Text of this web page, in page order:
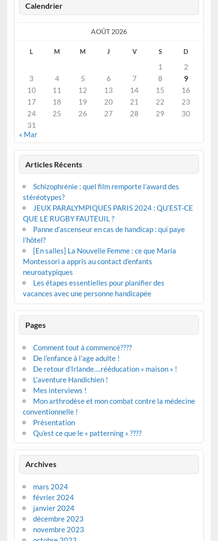
Calendrier
AOÛT 2026
L M M J V S D
1
2
3
4 5 6 7 8
9
10
11 12 13 14 15
16
17
18 19 20 21 22
23
24
25 26 27 28 29
30
31
« Mar
Articles Récents
Schizophrénie : quel film remporte l’award des
stéréotypes?
JEUX PARALYMPIQUES PARIS 2024 : QU’EST-CE
QUE LE RUGBY FAUTEUIL ?
Panne d’ascenseur en cas de handicap : qui paye
l’hôtel?
[En salles] La Nouvelle Femme : ce que Maria
Montessori a appris au contact d’enfants
neuroatypiques
Les étapes essentielles pour planifier des
vacances avec une personne handicapée
Pages
Comment tout à commencé????
De l’enfance à l’age adulte !
De retour d’Irlande….rééducation « maison » !
L’aventure Handichien !
Mes interviews !
Mon arthrodèse et mon combat contre la médecine
conventionnelle !
Présentation
Qu’est ce que le « patterning » ????
Archives
mars 2024
février 2024
janvier 2024
décembre 2023
novembre 2023